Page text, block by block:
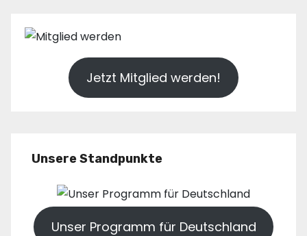
Jetzt Mitglied werden!
Unsere Standpunkte
Unser Programm für Deutschland